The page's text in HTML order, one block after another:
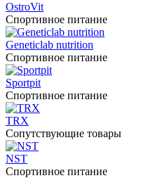
OstroVit
Спортивное питание
Geneticlab nutrition
Спортивное питание
Sportpit
Спортивное питание
TRX
Сопутствующие товары
NST
Спортивное питание